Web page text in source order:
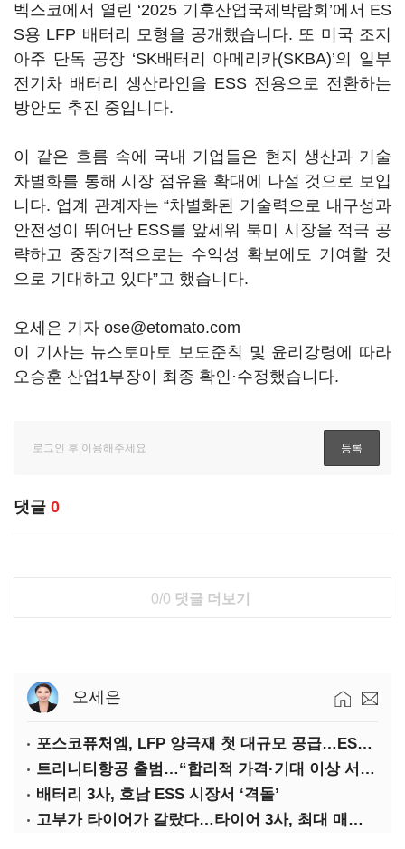
벡스코에서 열린 ‘2025 기후산업국제박람회’에서 ES
S용 LFP 배터리 모형을 공개했습니다. 또 미국 조지
아주 단독 공장 ‘SK배터리 아메리카(SKBA)’의 일부
전기차 배터리 생산라인을 ESS 전용으로 전환하는
방안도 추진 중입니다.
이 같은 흐름 속에 국내 기업들은 현지 생산과 기술
차별화를 통해 시장 점유율 확대에 나설 것으로 보입
니다. 업계 관계자는 “차별화된 기술력으로 내구성과
안전성이 뛰어난 ESS를 앞세워 북미 시장을 적극 공
략하고 중장기적으로는 수익성 확보에도 기여할 것
으로 기대하고 있다”고 했습니다.
오세은 기자 ose@etomato.com
이 기사는 뉴스토마토 보도준칙 및 윤리강령에 따라
오승훈 산업1부장이 최종 확인·수정했습니다.
댓글 0
0/0 댓글 더보기
오세은
포스코퓨처엠, LFP 양극재 첫 대규모 공급…ESS 시장 공략
트리니티항공 출범…“합리적 가격·기대 이상 서비스로 승부”
배터리 3사, 호남 ESS 시장서 ‘격돌’
고부가 타이어가 갈랐다…타이어 3사, 최대 매출에도 영업익 희비